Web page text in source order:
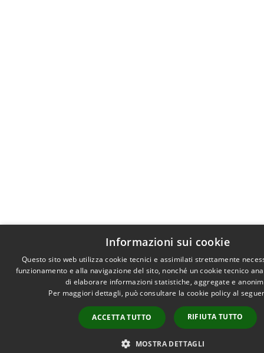
Informazioni sui cookie
Questo sito web utilizza cookie tecnici e assimilati strettamente
funzionamento e alla navigazione del sito, nonché un cookie tecnico
di elaborare informazioni statistiche, aggregate e
Per maggiori dettagli, può consultare la cookie policy al
ACCETTA TUTTO RIFIUTA TUTTO
MOSTRA DETTAGLI